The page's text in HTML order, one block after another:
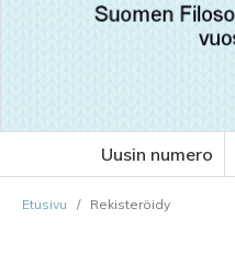
Uusin numero
Etusivu / Rekisteröidy